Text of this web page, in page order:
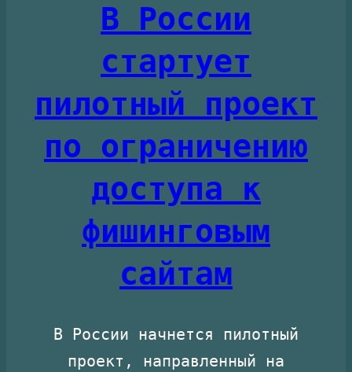
В России
стартует
пилотный проект
по ограничению
доступа к
фишинговым
сайтам
В России начнется пилотный
проект, направленный на